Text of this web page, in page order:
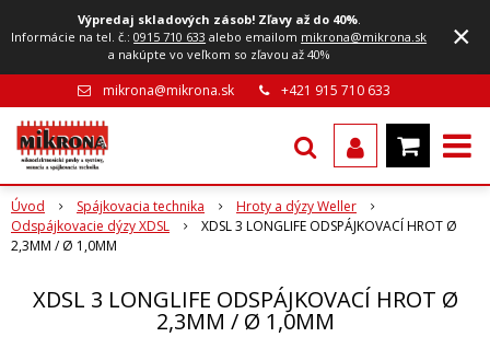
Výpredaj skladových zásob! Zľavy až do 40%.
Informácie na tel. č.:0915 710 633 alebo emailom mikrona@mikrona.sk
a nakúpte vo veľkom so zľavou až 40%
×
mikrona@mikrona.sk +421 915 710 633
Úvod Spájkovacia technika
Hroty a dýzy Weller
Odspájkovacie dýzy XDSL
XDSL 3 LONGLIFE ODSPÁJKOVACÍ HROT Ø
2,3MM / Ø 1,0MM
XDSL 3 LONGLIFE ODSPÁJKOVACÍ HROT Ø
2,3MM / Ø 1,0MM